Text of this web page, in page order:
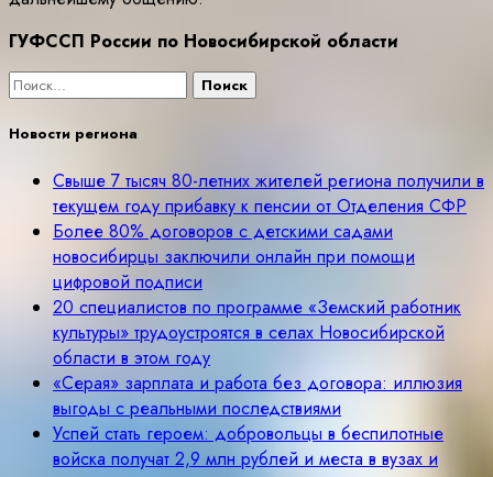
ГУФССП России по Новосибирской области
Найти:
Новости региона
Свыше 7 тысяч 80-летних жителей региона получили в
текущем году прибавку к пенсии от Отделения СФР
Более 80% договоров с детскими садами
новосибирцы заключили онлайн при помощи
цифровой подписи
20 специалистов по программе «Земский работник
культуры» трудоустроятся в селах Новосибирской
области в этом году
«Серая» зарплата и работа без договора: иллюзия
выгоды с реальными последствиями
Успей стать героем: добровольцы в беспилотные
войска получат 2,9 млн рублей и места в вузах и